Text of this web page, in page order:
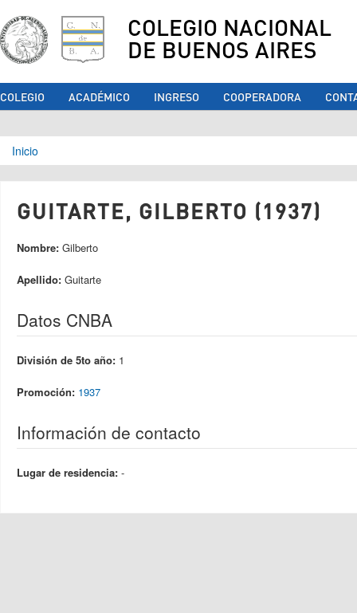
COLEGIO NACIONAL
DE BUENOS AIRES
COLEGIO ACADÉMICO INGRESO COOPERADORA
Se encuentra usted aquí
Inicio
GUITARTE, GILBERTO (1937)
Nombre: Gilberto
Apellido: Guitarte
Datos CNBA
División de 5to año: 1
Promoción: 1937
Información de contacto
Lugar de residencia: -